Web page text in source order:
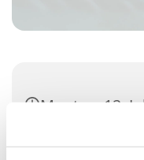
Montag, 12.